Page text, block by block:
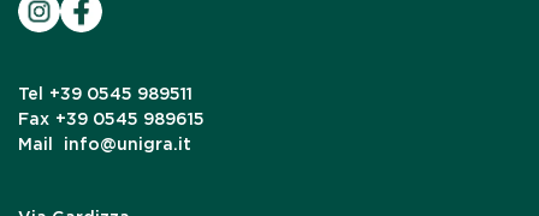
Tel
+39 0545 989511
Fax +39 0545 989615
Mail
info@unigra.it